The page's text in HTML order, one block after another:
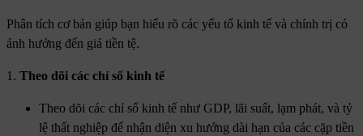
Phân tích cơ bản giúp bạn hiểu rõ các yếu tố kinh tế và chính trị có
ảnh hưởng đến giá tiền tệ.
1. Theo dõi các chỉ số kinh tế
Theo dõi các chỉ số kinh tế như GDP, lãi suất, lạm phát, và tỷ
lệ thất nghiệp để nhận diện xu hướng dài hạn của các cặp tiền